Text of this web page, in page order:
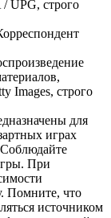
UPG, строго
Images, строго
для
играх
При
Помните, что
источником